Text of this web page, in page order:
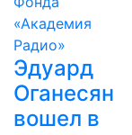
Эдуард
Оганесян
вошел в